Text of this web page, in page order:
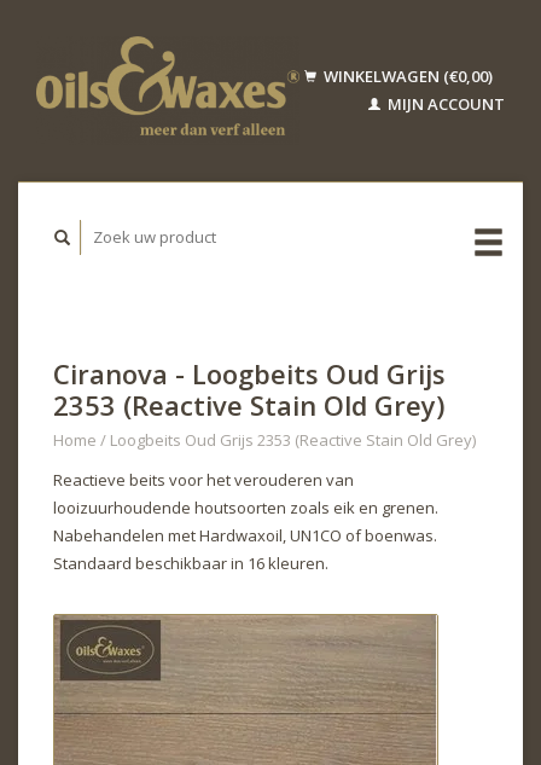
WINKELWAGEN (€0,00)
MIJN ACCOUNT
Ciranova - Loogbeits Oud Grijs
2353 (Reactive Stain Old Grey)
Home / Loogbeits Oud Grijs 2353 (Reactive Stain Old Grey)
Reactieve beits voor het verouderen van
looizuurhoudende houtsoorten zoals eik en grenen.
Nabehandelen met Hardwaxoil, UN1CO of boenwas.
Standaard beschikbaar in 16 kleuren.